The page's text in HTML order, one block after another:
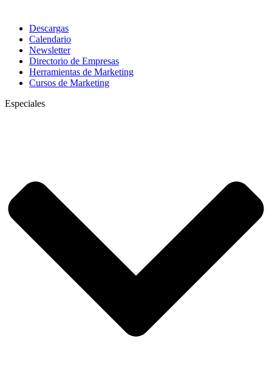
Descargas
Calendario
Newsletter
Directorio de Empresas
Herramientas de Marketing
Cursos de Marketing
Especiales